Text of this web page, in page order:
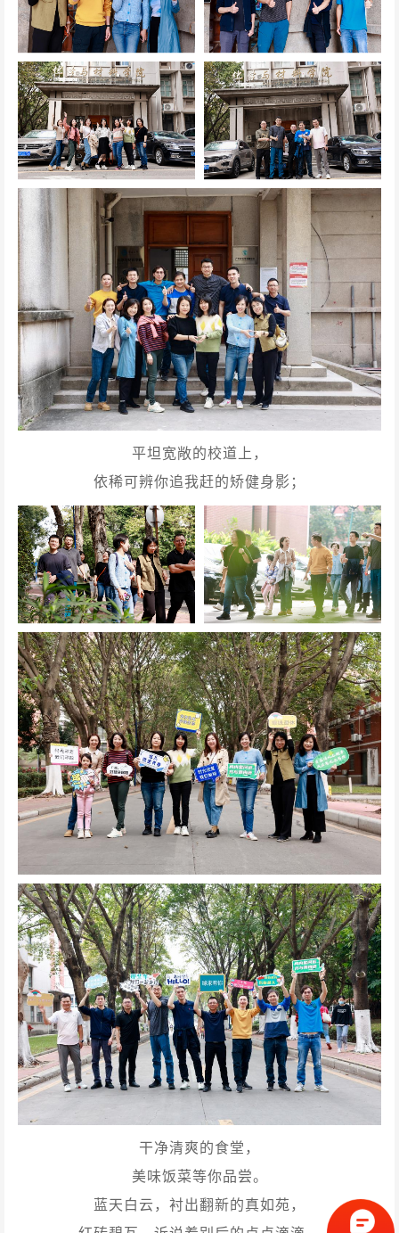
平坦宽敞的校道上，
依稀可辨你追我赶的矫健身影；
干净清爽的食堂，
美味饭菜等你品尝。
蓝天白云，衬出翻新的真如苑，